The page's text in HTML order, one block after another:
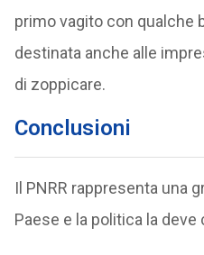
primo vagito con qualche
destinata anche alle
di zoppicare.
Conclusioni
Il PNRR rappresenta una
Paese e la politica la deve